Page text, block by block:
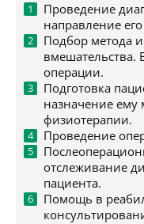
Проведение
направление
Подбор метода
вмешательства.
операции.
Подготовка
назначение ему
физиотерапии.
Проведение
отслеживание
пациента.
Помощь в